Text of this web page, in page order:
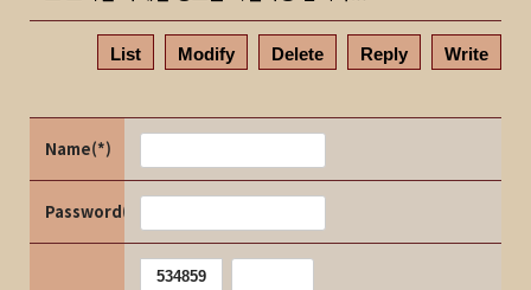
List Modify Delete Reply Write
Name(*)
Password(*)